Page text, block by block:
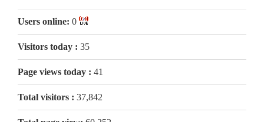
Users online: 0
Visitors today : 35
Page views today : 41
Total visitors : 37,842